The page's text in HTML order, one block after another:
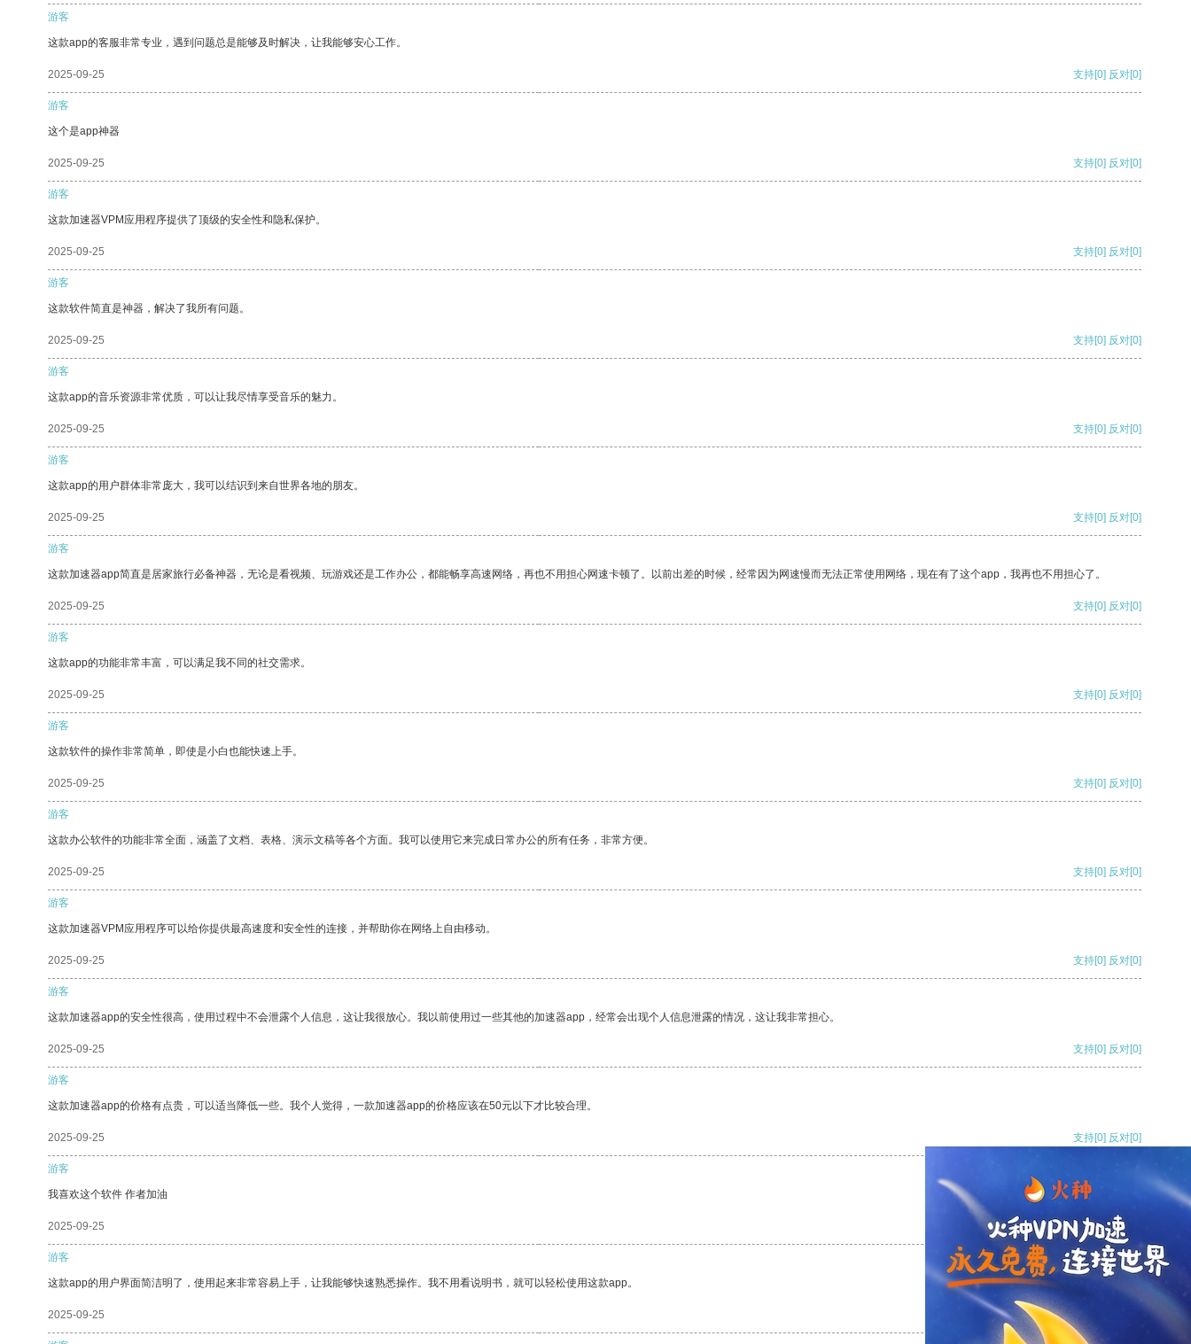
游客
这款app的客服非常专业，遇到问题总是能够及时解决，让我能够安心工作。
2025-09-25 支持[0] 反对[0]
游客
这个是app神器
2025-09-25 支持[0] 反对[0]
游客
这款加速器VPM应用程序提供了顶级的安全性和隐私保护。
2025-09-25 支持[0] 反对[0]
游客
这款软件简直是神器，解决了我所有问题。
2025-09-25 支持[0] 反对[0]
游客
这款app的音乐资源非常优质，可以让我尽情享受音乐的魅力。
2025-09-25 支持[0] 反对[0]
游客
这款app的用户群体非常庞大，我可以结识到来自世界各地的朋友。
2025-09-25 支持[0] 反对[0]
游客
这款加速器app简直是居家旅行必备神器，无论是看视频、玩游戏还是工作办公，都能畅享高速网络，再也不用担心网速卡顿了。以前出差的时候，经常因为网速慢而无法正常使用网络，现在有了这个app，我再也不用担心了。
2025-09-25 支持[0] 反对[0]
游客
这款app的功能非常丰富，可以满足我不同的社交需求。
2025-09-25 支持[0] 反对[0]
游客
这款软件的操作非常简单，即使是小白也能快速上手。
2025-09-25 支持[0] 反对[0]
游客
这款办公软件的功能非常全面，涵盖了文档、表格、演示文稿等各个方面。我可以使用它来完成日常办公的所有任务，非常方便。
2025-09-25 支持[0] 反对[0]
游客
这款加速器VPM应用程序可以给你提供最高速度和安全性的连接，并帮助你在网络上自由移动。
2025-09-25 支持[0] 反对[0]
游客
这款加速器app的安全性很高，使用过程中不会泄露个人信息，这让我很放心。我以前使用过一些其他的加速器app，经常会出现个人信息泄露的情况，这让我非常担心。
2025-09-25 支持[0] 反对[0]
游客
这款加速器app的价格有点贵，可以适当降低一些。我个人觉得，一款加速器app的价格应该在50元以下才比较合理。
2025-09-25 支持[0] 反对[0]
游客
我喜欢这个软件 作者加油
2025-09-25 支持[0] 反对
游客
这款app的用户界面简洁明了，使用起来非常容易上手，让我能够快速熟悉操作。我不用看说明书，就可以轻松使用这款app。
2025-09-25 支持